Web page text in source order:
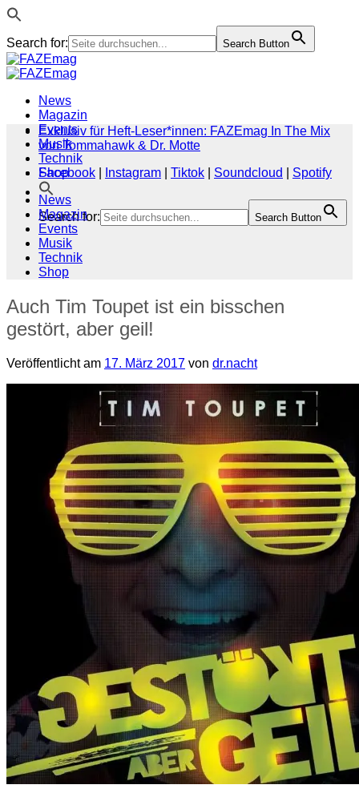
Search for: Search Button
Zum
Inhalt
News
Magazin
Events
Musik
Technik
Shop
Search for: Search Button
Exklusiv für Heft-Leser*innen: FAZEmag In The Mix
von Tommahawk & Dr. Motte
Facebook
Instagram Tiktok Soundcloud
Spotify
News
Magazin
Events
Musik
Technik
Shop
Auch Tim Toupet ist ein bisschen
gestört, aber geil!
Veröffentlicht am 17. März 2017 von dr.nacht